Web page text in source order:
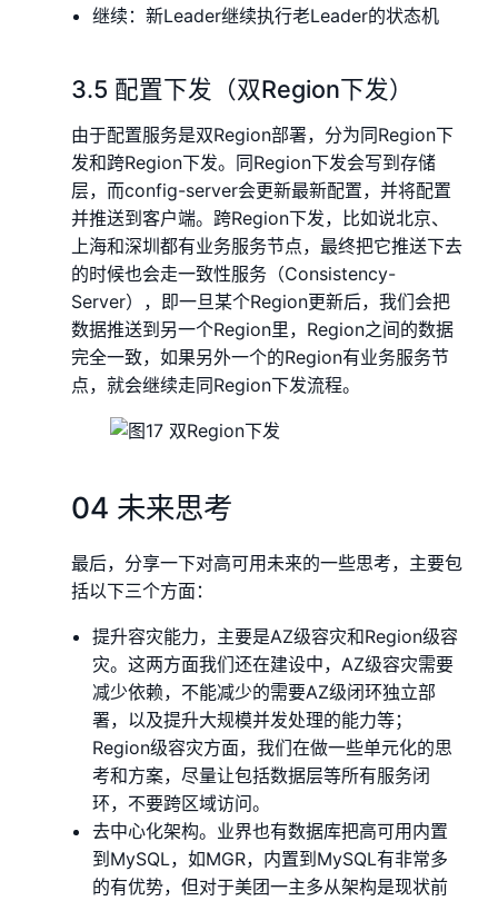
继续：新Leader继续执行老Leader的状态机
3.5 配置下发（双Region下发）
由于配置服务是双Region部署，分为同Region下
发和跨Region下发。同Region下发会写到存储
层，而config-server会更新最新配置，并将配置
并推送到客户端。跨Region下发，比如说北京、
上海和深圳都有业务服务节点，最终把它推送下去
的时候也会走一致性服务（Consistency-
Server），即一旦某个Region更新后，我们会把
数据推送到另一个Region里，Region之间的数据
完全一致，如果另外一个的Region有业务服务节
点，就会继续走同Region下发流程。
04 未来思考
最后，分享一下对高可用未来的一些思考，主要包
括以下三个方面：
提升容灾能力，主要是AZ级容灾和Region级容
灾。这两方面我们还在建设中，AZ级容灾需要
减少依赖，不能减少的需要AZ级闭环独立部
署，以及提升大规模并发处理的能力等；
Region级容灾方面，我们在做一些单元化的思
考和方案，尽量让包括数据层等所有服务闭
环，不要跨区域访问。
去中心化架构。业界也有数据库把高可用内置
到MySQL，如MGR，内置到MySQL有非常多
的有优势，但对于美团一主多从架构是现状前